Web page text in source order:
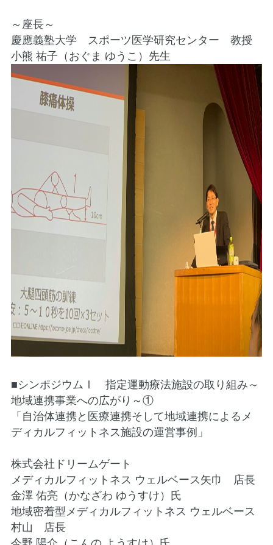
～座長～
慶應義塾大学 スポーツ医学研究センター 教授
小熊 祐子（おぐま ゆうこ）先生
■シンポジウムⅠ 指定運動療法施設の取り組み～
地域連携事業への広がり～①
「自治体連携と医療連携そして地域連携によるメ
ディカルフィットネス施設の運営事例」
株式会社ドリームゲート
メディカルフィットネス ウェルベース矢巾 店長
金澤 佑亮（かなざわ ゆうすけ）氏
地域密着型メディカルフィットネス ウェルベース
村山 店長